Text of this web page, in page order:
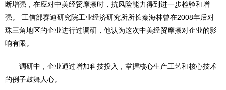
断增强，在应对中美经贸摩擦时，抗风险能力得到进一步检验和增
强。”工信部赛迪研究院工业经济研究所所长秦海林曾在2008年后对
珠三角地区的企业进行过调研，他认为这次中美经贸摩擦对企业的影
响有限。
调研中，企业通过增加科技投入，掌握核心生产工艺和核心技术
的例子鼓舞人心。